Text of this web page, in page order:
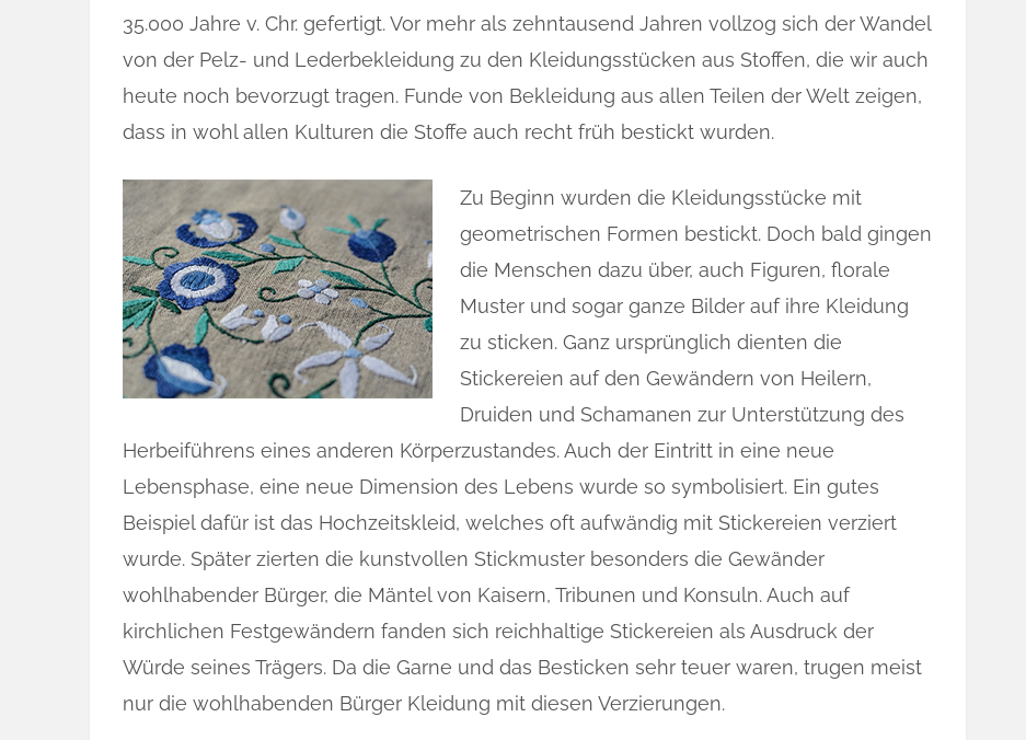
35.000 Jahre v. Chr. gefertigt. Vor mehr als zehntausend Jahren vollzog sich der Wandel
von der Pelz- und Lederbekleidung zu den Kleidungsstücken aus Stoffen, die wir auch
heute noch bevorzugt tragen. Funde von Bekleidung aus allen Teilen der Welt zeigen,
dass in wohl allen Kulturen die Stoffe auch recht früh bestickt wurden.
Zu Beginn wurden die Kleidungsstücke mit
geometrischen Formen bestickt. Doch bald gingen
die Menschen dazu über, auch Figuren, florale
Muster und sogar ganze Bilder auf ihre Kleidung
zu sticken. Ganz ursprünglich dienten die
Stickereien auf den Gewändern von Heilern,
Druiden und Schamanen zur Unterstützung des
Herbeiführens eines anderen Körperzustandes. Auch der Eintritt in eine neue
Lebensphase, eine neue Dimension des Lebens wurde so symbolisiert. Ein gutes
Beispiel dafür ist das Hochzeitskleid, welches oft aufwändig mit Stickereien verziert
wurde. Später zierten die kunstvollen Stickmuster besonders die Gewänder
wohlhabender Bürger, die Mäntel von Kaisern, Tribunen und Konsuln. Auch auf
kirchlichen Festgewändern fanden sich reichhaltige Stickereien als Ausdruck der
Würde seines Trägers. Da die Garne und das Besticken sehr teuer waren, trugen meist
nur die wohlhabenden Bürger Kleidung mit diesen Verzierungen.